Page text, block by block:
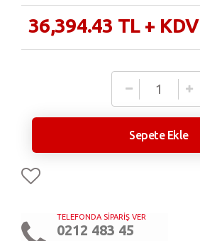
36,394.43 TL + KDV
TELEFONDA SİPARİŞ VER
0212 483 45
Sepete Ekle